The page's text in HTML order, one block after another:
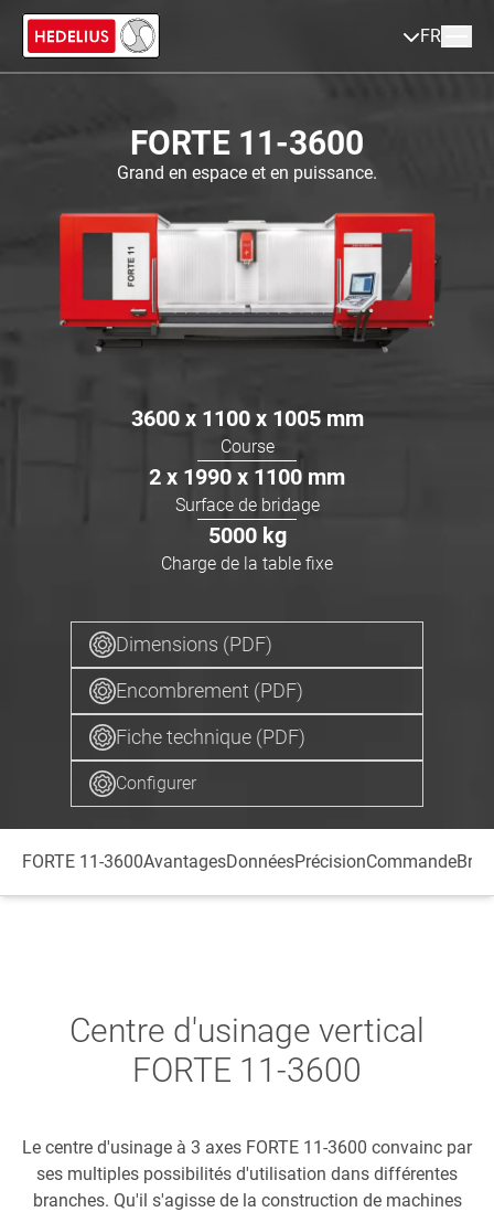
FR
FORTE 11-3600
Grand en espace et en puissance.
3600 x 1100 x 1005 mm
Course
2 x 1990 x 1100 mm
Surface de bridage
5000 kg
Charge de la table fixe
Dimensions (PDF)
Encombrement (PDF)
Fiche technique (PDF)
Configurer
FORTE 11-3600AvantagesDonnéesPrécisionCommande
Centre d'usinage vertical
FORTE 11-3600
Le centre d'usinage à 3 axes FORTE 11-3600 convainc par
ses multiples possibilités d'utilisation dans différentes
branches. Qu'il s'agisse de la construction de machines